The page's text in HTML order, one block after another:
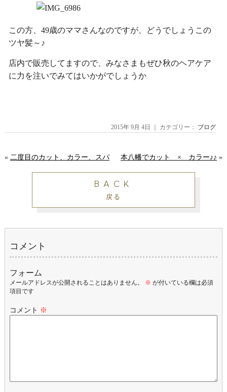
この方、49歳のママさんなのですが、どうでしょうこの
ツヤ髪～♪
店内で販売してますので、みなさまもぜひ秋のヘアケア
に力を注いでみてはいかがでしょうか
2015年 9月 4日 ｜ カテゴリー： ブログ
« 二度目のカット、カラー、スパ 本八幡でカット × カラー♪♪ »
BACK
戻る
コメント
フォーム
メールアドレスが公開されることはありません。 ※ が付いている欄は必須
項目です
コメント ※